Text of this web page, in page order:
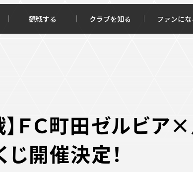
観戦する クラブを知る ファンにな
ップ
ＦＣ町田ゼルビア
開催決定！